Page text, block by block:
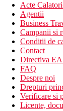
terasa
gradina
sala de
zona
parcare
cafenea
lobby
mini-
Acte
Agentii
Business
Campanii si
Conditii de
Contact
Directiva
FAQ
Despre noi
Drepturi
Verificare si
Licente,